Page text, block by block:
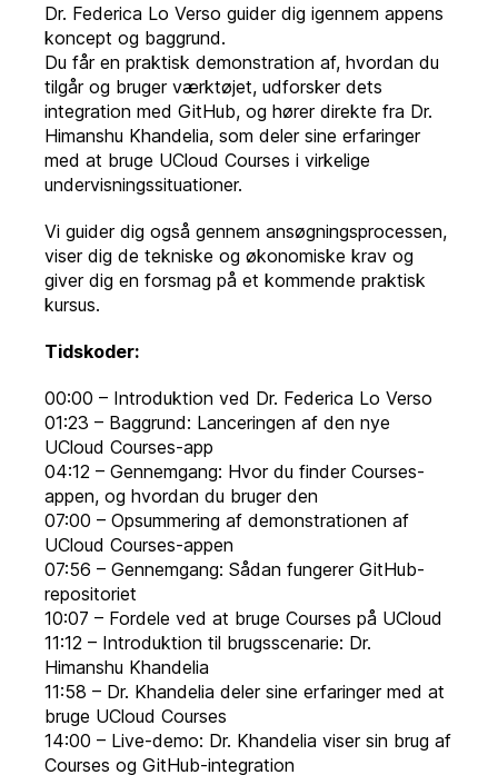
Dr. Federica Lo Verso guider dig igennem appens
koncept og baggrund.
Du får en praktisk demonstration af, hvordan du
tilgår og bruger værktøjet, udforsker dets
integration med GitHub, og hører direkte fra Dr.
Himanshu Khandelia, som deler sine erfaringer
med at bruge UCloud Courses i virkelige
undervisningssituationer.
Vi guider dig også gennem ansøgningsprocessen,
viser dig de tekniske og økonomiske krav og
giver dig en forsmag på et kommende praktisk
kursus.
Tidskoder:
00:00 – Introduktion ved Dr. Federica Lo Verso
01:23 – Baggrund: Lanceringen af den nye
UCloud Courses-app
04:12 – Gennemgang: Hvor du finder Courses-
appen, og hvordan du bruger den
07:00 – Opsummering af demonstrationen af
UCloud Courses-appen
07:56 – Gennemgang: Sådan fungerer GitHub-
repositoriet
10:07 – Fordele ved at bruge Courses på UCloud
11:12 – Introduktion til brugsscenarie: Dr.
Himanshu Khandelia
11:58 – Dr. Khandelia deler sine erfaringer med at
bruge UCloud Courses
14:00 – Live-demo: Dr. Khandelia viser sin brug af
Courses og GitHub-integration